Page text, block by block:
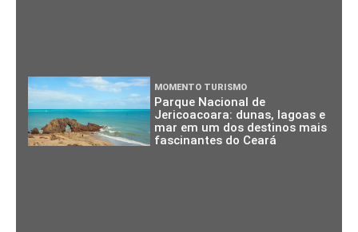
MOMENTO TURISMO
Parque Nacional de
Jericoacoara: dunas, lagoas e
mar em um dos destinos mais
fascinantes do Ceará